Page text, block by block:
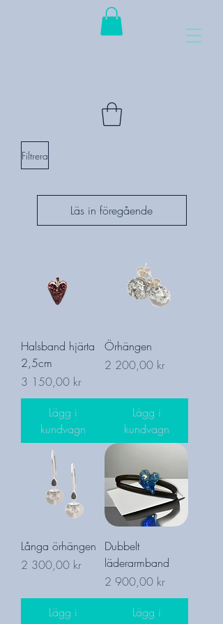
Filtrera
Läs in föregående
Halsband hjärta
2,5cm
Pris
3 150,00 kr
Lägg i
kundvagn
Örhängen
Pris
2 200,00 kr
Lägg i
kundvagn
Långa örhängen
Pris
2 300,00 kr
Lägg i
Dubbelt
läderarmband
Pris
2 900,00 kr
Lägg i